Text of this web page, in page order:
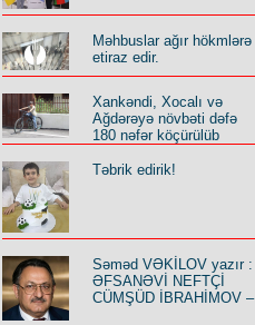
Məhbuslar ağır hökmlərə
etiraz edir.
Xankəndi, Xocalı və
Ağdərəyə növbəti dəfə
180 nəfər köçürülüb
Təbrik edirik!
Səməd VƏKİLOV yazır :
ƏFSANƏVİ NEFTÇİ
CÜMŞÜD İBRAHİMOV –